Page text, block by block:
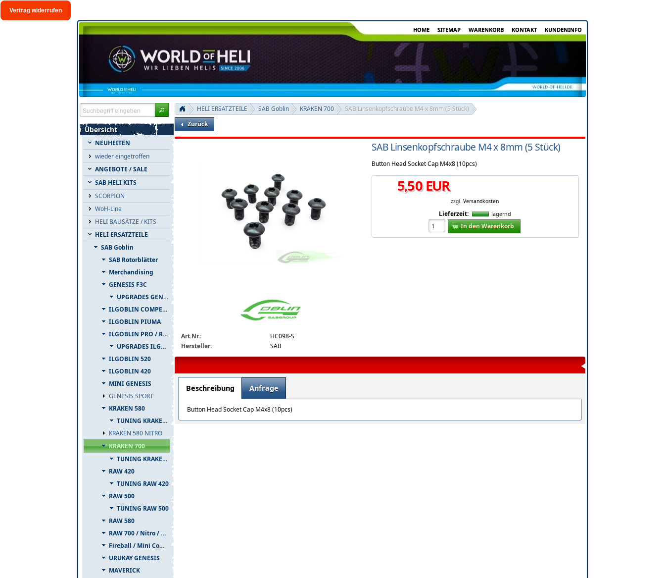
Vertrag widerrufen
HOME SITEMAP WARENKORB KONTAKT KUNDENINFO
Übersicht
NEUHEITEN
wieder eingetroffen
ANGEBOTE / SALE
SAB HELI KITS
SCORPION
WoH-Line
HELI BAUSÄTZE / KITS
HELI ERSATZTEILE
SAB Goblin
SAB Rotorblätter
Merchandising
GENESIS F3C
UPGRADES GENESIS F3C
ILGOBLIN COMPETIZIONE
ILGOBLIN PIUMA
ILGOBLIN PRO / RAW 700
UPGRADES ILGOBLIN PRO / RAW 700
ILGOBLIN 520
ILGOBLIN 420
MINI GENESIS
GENESIS SPORT
KRAKEN 580
TUNING KRAKEN 580
KRAKEN 580 NITRO
KRAKEN 700
TUNING KRAKEN 700
RAW 420
TUNING RAW 420
RAW 500
TUNING RAW 500
RAW 580
RAW 700 / Nitro / PIUMA
Fireball / Mini Comet
URUKAY GENESIS
MAVERICK
HELI ERSATZTEILE SAB Goblin KRAKEN 700
SAB Linsenkopfschraube M4 x 8mm (5 Stück)
Zurück
Art.Nr.:
HC098-S
Hersteller:
SAB
SAB Linsenkopfschraube M4 x 8mm (5 Stück)
Button Head Socket Cap M4x8 (10pcs)
5,50EUR
zzgl. Versandkosten
Lieferzeit: lagernd
In den Warenkorb
Beschreibung Anfrage
Button Head Socket Cap M4x8 (10pcs)